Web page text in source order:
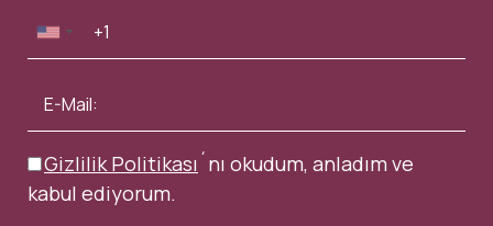
Gizlilik Politikası ´nı okudum, anladım ve
kabul ediyorum.